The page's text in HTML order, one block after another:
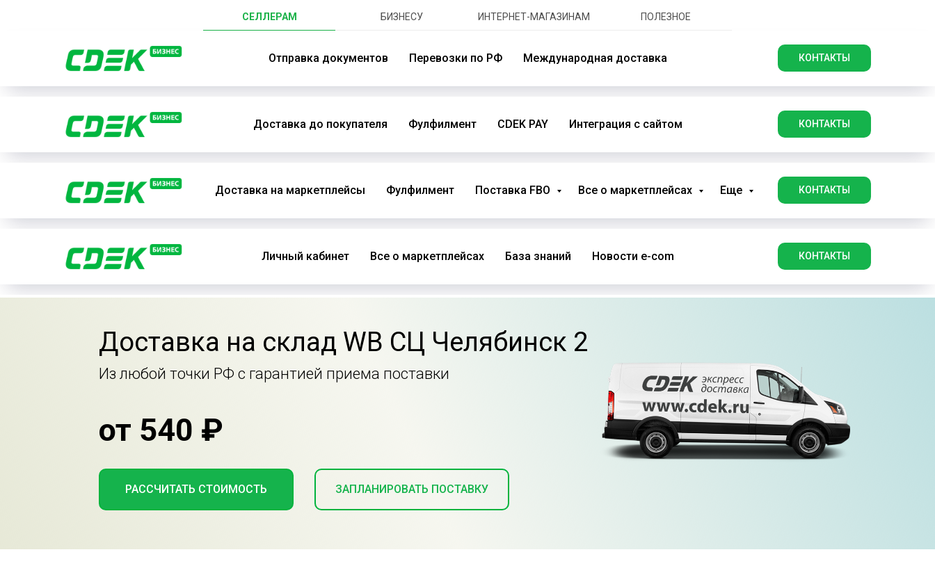
СЕЛЛЕРАМ БИЗНЕСУ ИНТЕРНЕТ-МАГАЗИНАМ ПОЛЕЗНОЕ
Отправка документов Перевозки по РФ Международная доставка КОНТАКТЫ
Доставка до покупателя Фулфилмент CDEK PAY Интеграция с сайтом КОНТАКТЫ
Доставка на маркетплейсы Фулфилмент Поставка FBO Все о маркетплейсах Еще КОНТАКТЫ
Личный кабинет Все о маркетплейсах База знаний Новости e-com КОНТАКТЫ
Доставка на склад WB СЦ Челябинск 2
Из любой точки РФ с гарантией приема поставки
РАССЧИТАТЬ СТОИМОСТЬ ЗАПЛАНИРОВАТЬ ПОСТАВКУ
от 540 ₽